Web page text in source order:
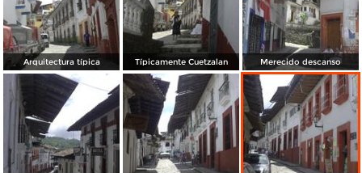
Arquitectura típica Típicamente Cuetzalan Merecido descanso